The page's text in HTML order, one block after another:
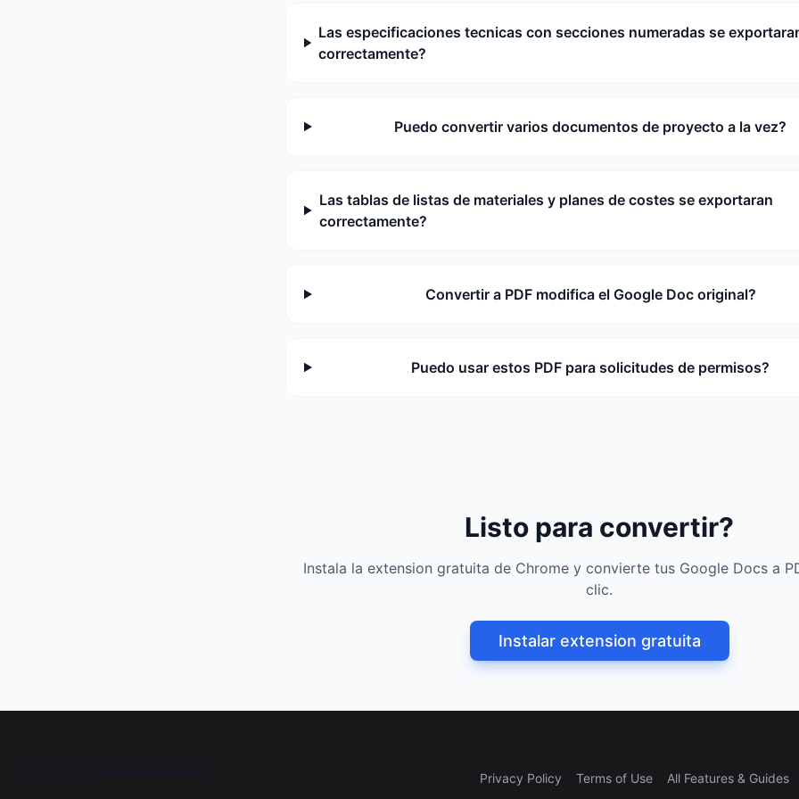
Las especificaciones tecnicas con secciones numeradas se
correctamente?
Puedo convertir varios documentos de proyecto a la vez?
Las tablas de listas de materiales y planes de costes se exportaran
correctamente?
Convertir a PDF modifica el Google Doc original?
Puedo usar estos PDF para solicitudes de permisos?
Listo para convertir?
Instala la extension gratuita de Chrome y convierte tus Google Docs a
clic.
Instalar extension gratuita
Privacy Policy Terms of Use All Features & Guides